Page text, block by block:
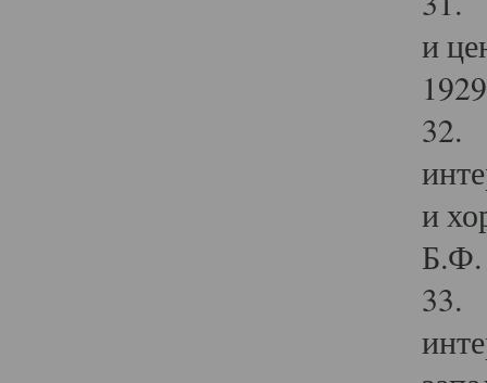
и
32.
и
Б.Ф.
33.